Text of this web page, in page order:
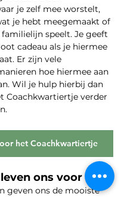
je zelf mee worstelt,
je hebt meegemaakt of
speelt. Je geeft
cadeau als je hiermee
Er zijn vele
hoe hiermee aan
Wil je hulp hierbij dan
Coachkwartiertje verder
het Coachkwartiertje
ons voor
geven ons de mooiste